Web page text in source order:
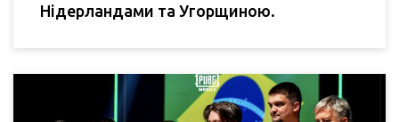
Нідерландами та Угорщиною.